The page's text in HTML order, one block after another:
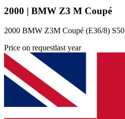
2000 | BMW Z3 M Coupé
2000 BMW Z3M Coupé (E36/8) S50
Price on requestlast year